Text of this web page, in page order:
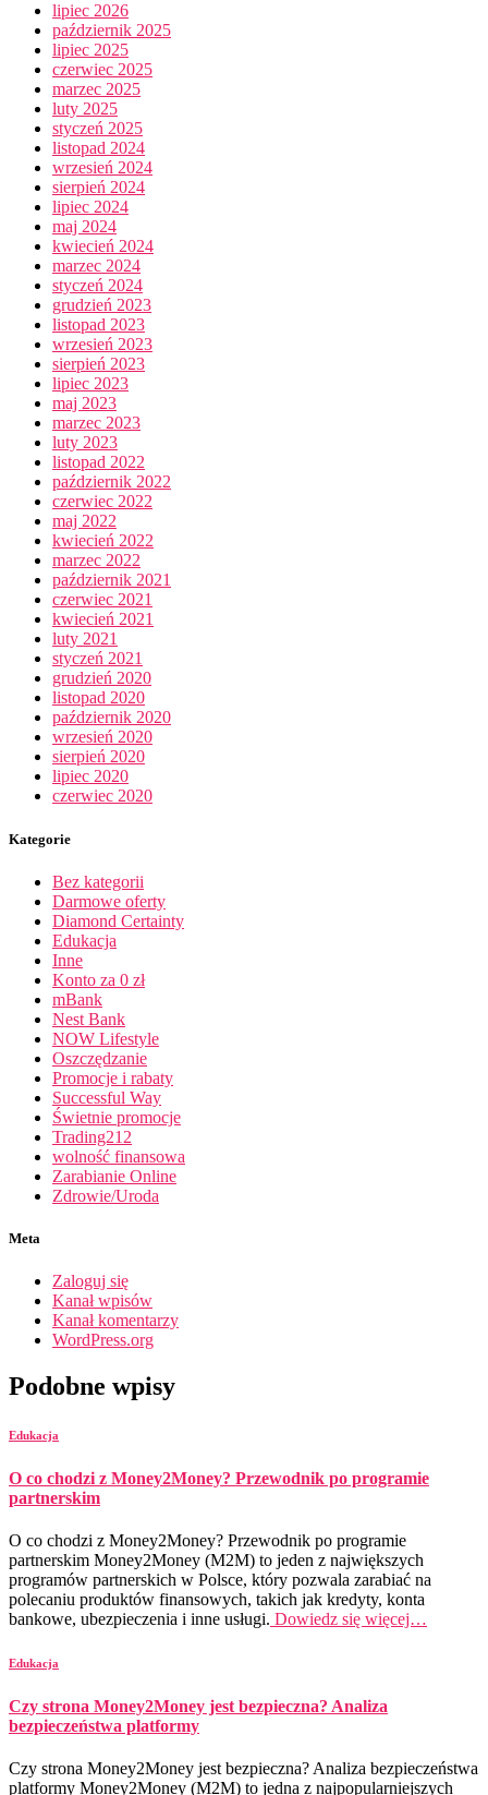
lipiec 2026
październik 2025
lipiec 2025
czerwiec 2025
marzec 2025
luty 2025
styczeń 2025
listopad 2024
wrzesień 2024
sierpień 2024
lipiec 2024
maj 2024
kwiecień 2024
marzec 2024
styczeń 2024
grudzień 2023
listopad 2023
wrzesień 2023
sierpień 2023
lipiec 2023
maj 2023
marzec 2023
luty 2023
listopad 2022
październik 2022
czerwiec 2022
maj 2022
kwiecień 2022
marzec 2022
październik 2021
czerwiec 2021
kwiecień 2021
luty 2021
styczeń 2021
grudzień 2020
listopad 2020
październik 2020
wrzesień 2020
sierpień 2020
lipiec 2020
czerwiec 2020
Kategorie
Bez kategorii
Darmowe oferty
Diamond Certainty
Edukacja
Inne
Konto za 0 zł
mBank
Nest Bank
NOW Lifestyle
Oszczędzanie
Promocje i rabaty
Successful Way
Świetnie promocje
Trading212
wolność finansowa
Zarabianie Online
Zdrowie/Uroda
Meta
Zaloguj się
Kanał wpisów
Kanał komentarzy
WordPress.org
Podobne wpisy
Edukacja
O co chodzi z Money2Money? Przewodnik po programie
partnerskim
O co chodzi z Money2Money? Przewodnik po programie
partnerskim Money2Money (M2M) to jeden z największych
programów partnerskich w Polsce, który pozwala zarabiać na
polecaniu produktów finansowych, takich jak kredyty, konta
bankowe, ubezpieczenia i inne usługi. Dowiedz się więcej…
Edukacja
Czy strona Money2Money jest bezpieczna? Analiza
bezpieczeństwa platformy
Czy strona Money2Money jest bezpieczna? Analiza bezpieczeństwa
platformy Money2Money (M2M) to jedna z najpopularniejszych